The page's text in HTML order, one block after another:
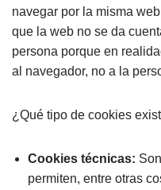
navegar por la misma
que la web no se da
persona porque en
al navegador, no a la
¿Qué tipo de cookies
Cookies técnicas:
permiten, entre otras